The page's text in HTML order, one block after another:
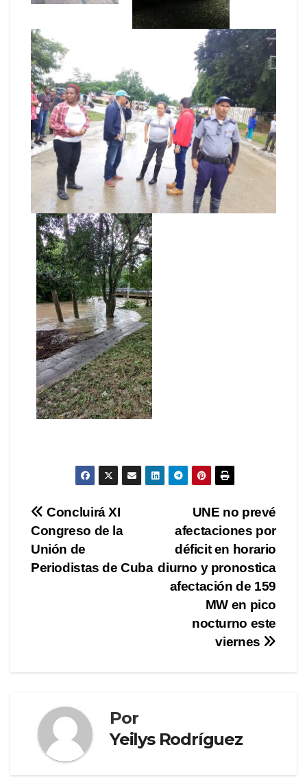
Navegación
de
entradas
UNE no prevé
afectaciones por
déficit en horario
diurno y pronostica
afectación de 159
MW en pico
nocturno este
viernes
Concluirá XI
Congreso de la
Unión de
Periodistas de Cuba
Por
Yeilys Rodríguez